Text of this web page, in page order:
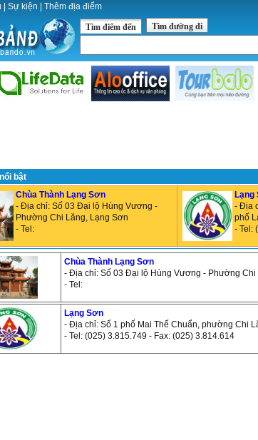
Sự kiện Thêm địa điểm
Tìm điểm đến Tìm đường đi
bật
Chùa Thành Lạng Sơn
- Địa chỉ: Số 03 Đại lộ Hùng Vương -
Phường Chi Lăng, Lạng Sơn
- Tel:
Lạng
- Địa
phố
- Tel:
Chùa Thành Lạng Sơn
- Địa chỉ: Số 03 Đại lộ Hùng Vương - Phường Chi
- Tel:
Lạng Sơn
- Địa chỉ: Số 1 phố Mai Thế Chuẩn, phường Chi
- Tel: (025) 3.815.749 - Fax: (025) 3.814.614